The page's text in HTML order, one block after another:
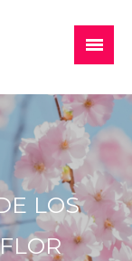
Main
Menu
LOS